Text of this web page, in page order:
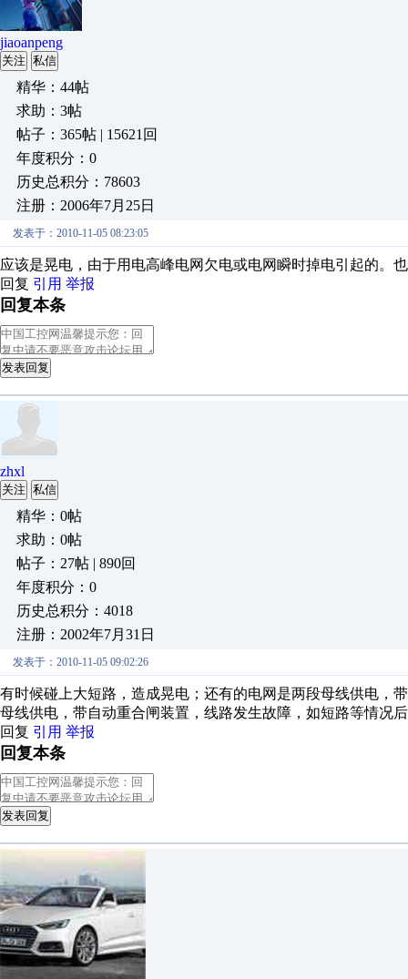
jiaoanpeng
关注 私信
精华：44帖
求助：3帖
帖子：365帖 | 15621回
年度积分：0
历史总积分：78603
注册：2006年7月25日
发表于：2010-11-05 08:23:05
应该是晃电，由于用电高峰电网欠电或电网瞬时掉电引起的。
回复 引用 举报
回复本条
发表回复
zhxl
关注 私信
精华：0帖
求助：0帖
帖子：27帖 | 890回
年度积分：0
历史总积分：4018
注册：2002年7月31日
发表于：2010-11-05 09:02:26
有时候碰上大短路，造成晃电；还有的电网是两段母线供电，
母线供电，带自动重合闸装置，线路发生故障，如短路等情况
回复 引用 举报
回复本条
发表回复